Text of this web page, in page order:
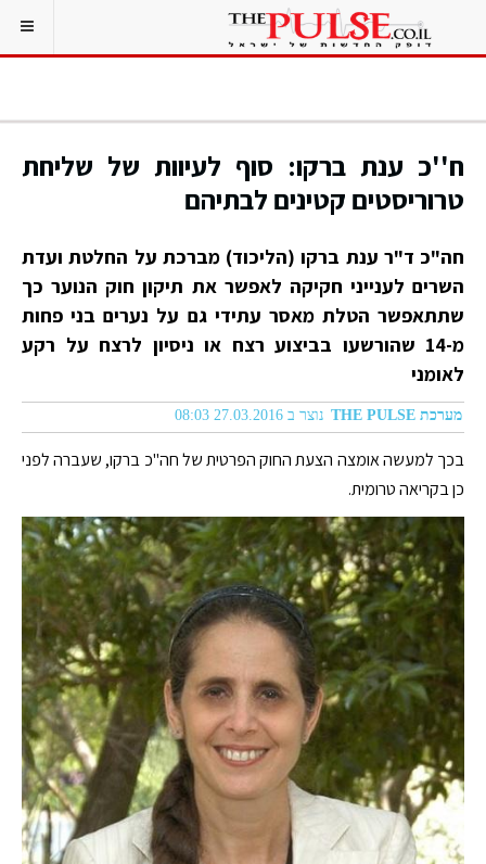
ח''כ ענת ברקו: סוף לעיוות של שליחת
טרוריסטים קטינים לבתיהם
חה"כ ד"ר ענת ברקו (הליכוד) מברכת על החלטת ועדת
השרים לענייני חקיקה לאפשר את תיקון חוק הנוער כך
שתתאפשר הטלת מאסר עתידי גם על נערים בני פחות
מ-14 שהורשעו בביצוע רצח או ניסיון לרצח על רקע
לאומני
מערכת THE PULSE נוצר ב 27.03.2016 08:03
בכך למעשה אומצה הצעת החוק הפרטית של חה"כ ברקו, שעברה לפני
כן בקריאה טרומית.